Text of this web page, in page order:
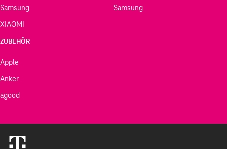
Samsung
XIAOMI
Samsung
ZUBEHÖR
Apple
Anker
agood